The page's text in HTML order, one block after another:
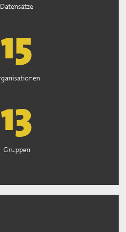
Datensätze
15
13
Gruppen